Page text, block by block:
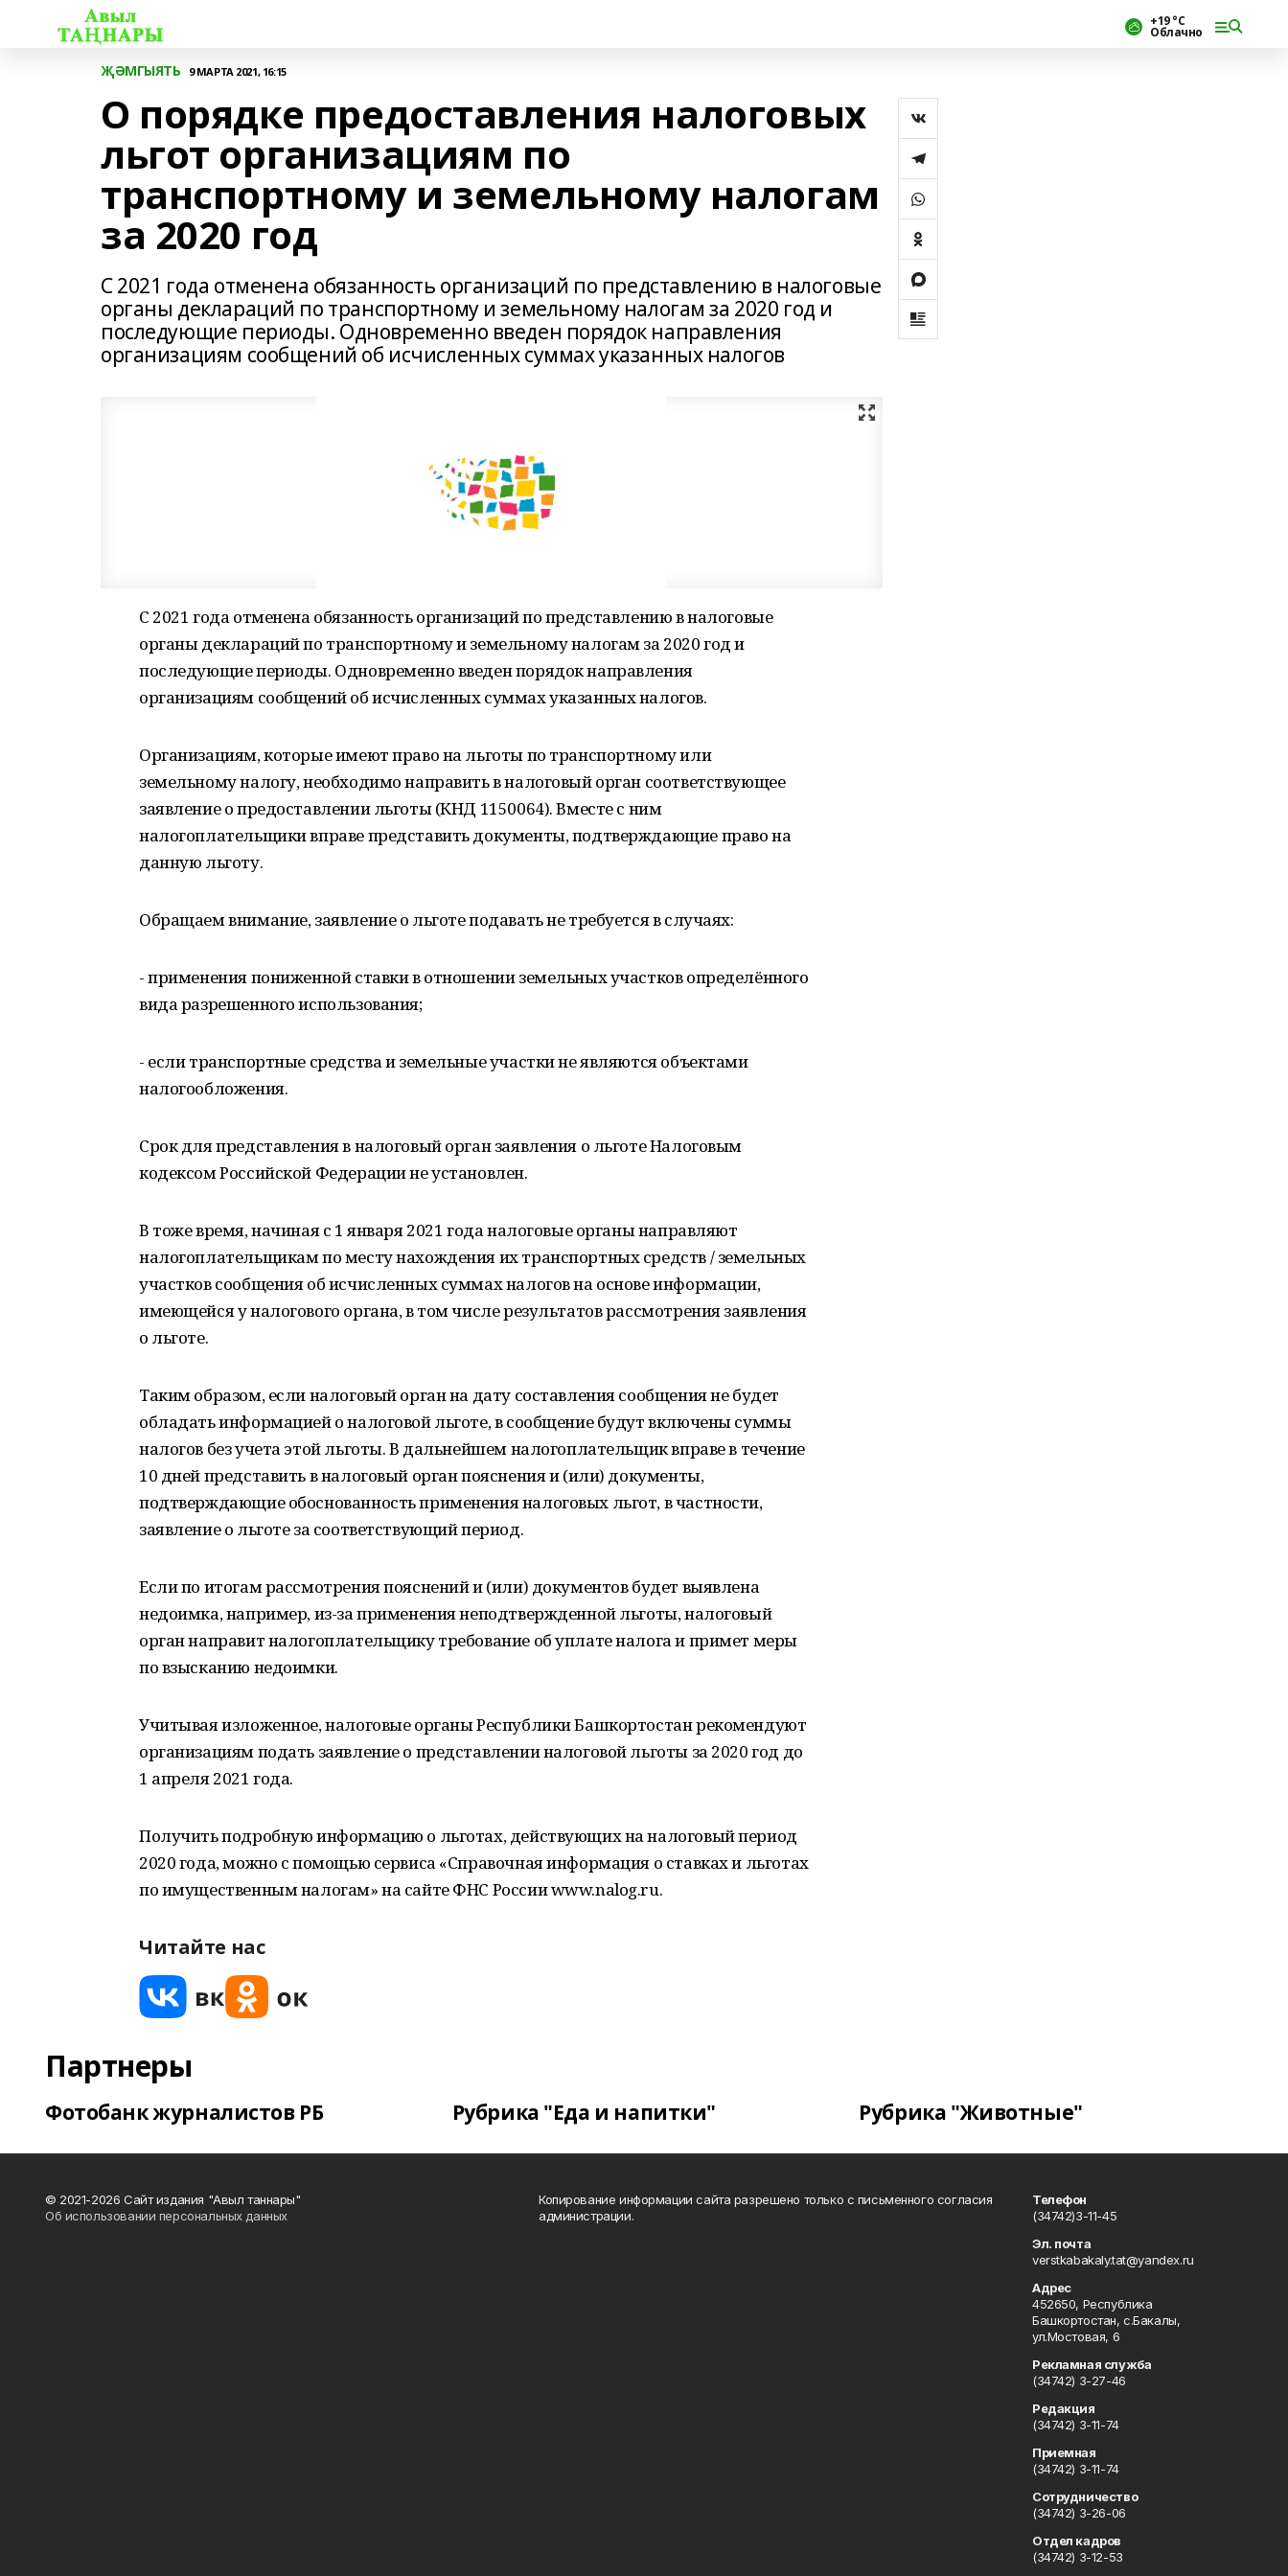
+19 °С
Облачно
ҖӘМГЫЯТЬ 9 МАРТА 2021, 16:15
О порядке предоставления налоговых
льгот организациям по
транспортному и земельному налогам
за 2020 год
С 2021 года отменена обязанность организаций по представлению в налоговые
органы деклараций по транспортному и земельному налогам за 2020 год и
последующие периоды. Одновременно введен порядок направления
организациям сообщений об исчисленных суммах указанных налогов
С 2021 года отменена обязанность организаций по представлению в налоговые
органы деклараций по транспортному и земельному налогам за 2020 год и
последующие периоды. Одновременно введен порядок направления
организациям сообщений об исчисленных суммах указанных налогов.
Организациям, которые имеют право на льготы по транспортному или
земельному налогу, необходимо направить в налоговый орган соответствующее
заявление о предоставлении льготы (КНД 1150064). Вместе с ним
налогоплательщики вправе представить документы, подтверждающие право на
данную льготу.
Обращаем внимание, заявление о льготе подавать не требуется в случаях:
- применения пониженной ставки в отношении земельных участков определённого
вида разрешенного использования;
- если транспортные средства и земельные участки не являются объектами
налогообложения.
Срок для представления в налоговый орган заявления о льготе Налоговым
кодексом Российской Федерации не установлен.
В тоже время, начиная с 1 января 2021 года налоговые органы направляют
налогоплательщикам по месту нахождения их транспортных средств / земельных
участков сообщения об исчисленных суммах налогов на основе информации,
имеющейся у налогового органа, в том числе результатов рассмотрения заявления
о льготе.
Таким образом, если налоговый орган на дату составления сообщения не будет
обладать информацией о налоговой льготе, в сообщение будут включены суммы
налогов без учета этой льготы. В дальнейшем налогоплательщик вправе в течение
10 дней представить в налоговый орган пояснения и (или) документы,
подтверждающие обоснованность применения налоговых льгот, в частности,
заявление о льготе за соответствующий период.
Если по итогам рассмотрения пояснений и (или) документов будет выявлена
недоимка, например, из-за применения неподтвержденной льготы, налоговый
орган направит налогоплательщику требование об уплате налога и примет меры
по взысканию недоимки.
Учитывая изложенное, налоговые органы Республики Башкортостан рекомендуют
организациям подать заявление о представлении налоговой льготы за 2020 год до
1 апреля 2021 года.
Получить подробную информацию о льготах, действующих на налоговый период
2020 года, можно с помощью сервиса «Справочная информация о ставках и льготах
по имущественным налогам» на сайте ФНС России www.nalog.ru.
Читайте нас
Партнеры
Фотобанк журналистов РБ Рубрика "Еда и напитки" Рубрика "Животные"
© 2021-2026 Сайт издания "Авыл таннары"
Об использовании персональных данных
Копирование информации сайта разрешено только с письменного согласия
администрации.
Телефон
(34742)3-11-45
Эл. почта
verstkabakaly.tat@yandex.ru
Адрес
452650, Республика
Башкортостан, с.Бакалы,
ул.Мостовая, 6
Рекламная служба
(34742) 3-27-46
Редакция
(34742) 3-11-74
Приемная
(34742) 3-11-74
Сотрудничество
(34742) 3-26-06
Отдел кадров
(34742) 3-12-53